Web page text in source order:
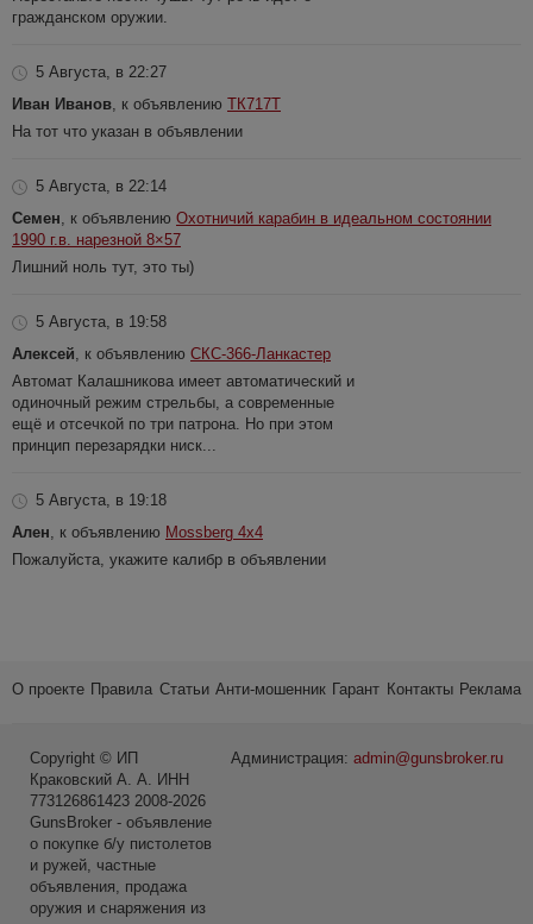
гражданском оружии.
5 Августа, в 22:27
Иван Иванов, к объявлению ТК717Т
На тот что указан в объявлении
5 Августа, в 22:14
Семен, к объявлению Охотничий карабин в идеальном состоянии
1990 г.в. нарезной 8×57
Лишний ноль тут, это ты)
5 Августа, в 19:58
Алексей, к объявлению СКС-366-Ланкастер
Автомат Калашникова имеет автоматический и
одиночный режим стрельбы, а современные
ещё и отсечкой по три патрона. Но при этом
принцип перезарядки ниск...
5 Августа, в 19:18
Ален, к объявлению Mossberg 4x4
Пожалуйста, укажите калибр в объявлении
О проекте Правила Статьи Анти-мошенник Гарант Контакты Реклама
Администрация: admin@gunsbroker.ru
Copyright © ИП
Краковский А. А. ИНН
773126861423 2008-2026
GunsBroker - объявление
о покупке б/у пистолетов
и ружей, частные
объявления, продажа
оружия и снаряжения из